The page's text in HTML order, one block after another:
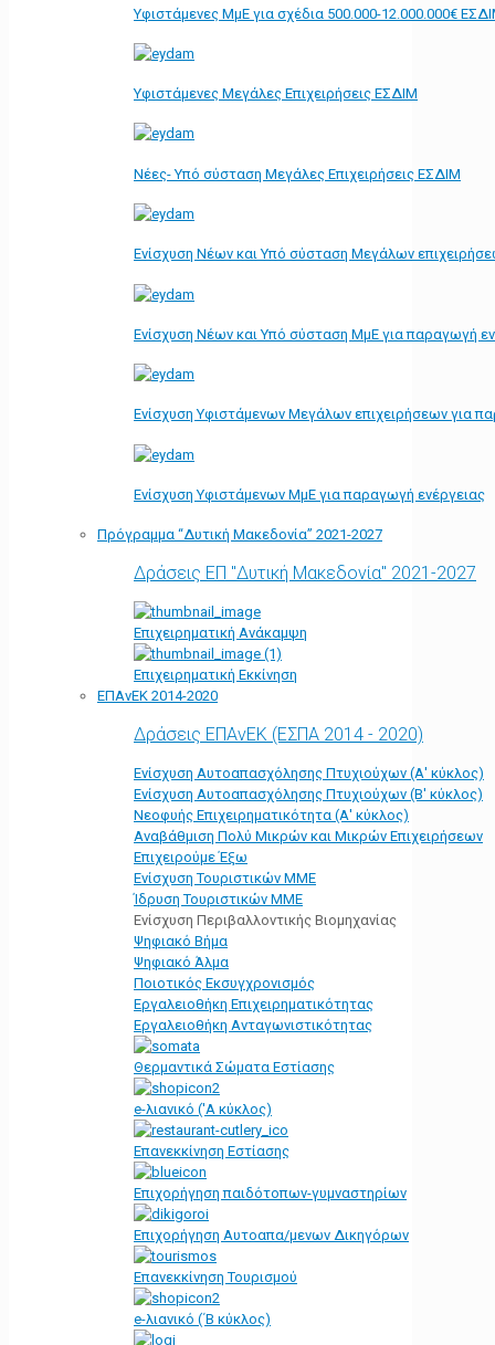
Υφιστάμενες ΜμΕ για σχέδια 500.000-12.000.000€
Υφιστάμενες Μεγάλες Επιχειρήσεις ΕΣΔΙΜ
Νέες- Υπό σύσταση Μεγάλες Επιχειρήσεις ΕΣΔΙΜ
Ενίσχυση Νέων και Υπό σύσταση Μεγάλων
Ενίσχυση Νέων και Υπό σύσταση ΜμΕ για παραγωγή
Ενίσχυση Υφιστάμενων Μεγάλων επιχειρήσεων για
Ενίσχυση Υφιστάμενων ΜμΕ για παραγωγή ενέργειας
Πρόγραμμα “Δυτική Μακεδονία” 2021-2027
Δράσεις ΕΠ "Δυτική Μακεδονία" 2021-2027
Επιχειρηματική Ανάκαμψη
Επιχειρηματική Εκκίνηση
ΕΠΑνΕΚ 2014-2020
Δράσεις ΕΠΑνΕΚ (ΕΣΠΑ 2014 - 2020)
Ενίσχυση Αυτοαπασχόλησης Πτυχιούχων (Α' κύκλος)
Ενίσχυση Αυτοαπασχόλησης Πτυχιούχων (Β' κύκλος)
Νεοφυής Επιχειρηματικότητα (Α' κύκλος)
Αναβάθμιση Πολύ Μικρών και Μικρών Επιχειρήσεων
Επιχειρούμε Έξω
Ενίσχυση Τουριστικών ΜΜΕ
Ίδρυση Τουριστικών ΜΜΕ
Ενίσχυση Περιβαλλοντικής Βιομηχανίας
Ψηφιακό Βήμα
Ψηφιακό Άλμα
Ποιοτικός Εκσυγχρονισμός
Εργαλειοθήκη Eπιχειρηματικότητας
Εργαλειοθήκη Ανταγωνιστικότητας
Θερμαντικά Σώματα Εστίασης
e-λιανικό ('Α κύκλος)
Επανεκκίνηση Εστίασης
Επιχορήγηση παιδότοπων-γυμναστηρίων
Επιχορήγηση Αυτοαπα/μενων Δικηγόρων
Επανεκκίνηση Τουρισμού
e-λιανικό (΄Β κύκλος)